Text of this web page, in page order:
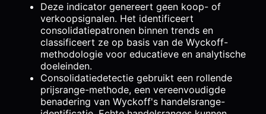
Deze indicator genereert geen koop- of
verkoopsignalen. Het identificeert
consolidatiepatronen binnen trends en
classificeert ze op basis van de Wyckoff-
methodologie voor educatieve en analytische
doeleinden.
Consolidatiedetectie gebruikt een rollende
prijsrange-methode, een vereenvoudigde
benadering van Wyckoff's handelsrange-